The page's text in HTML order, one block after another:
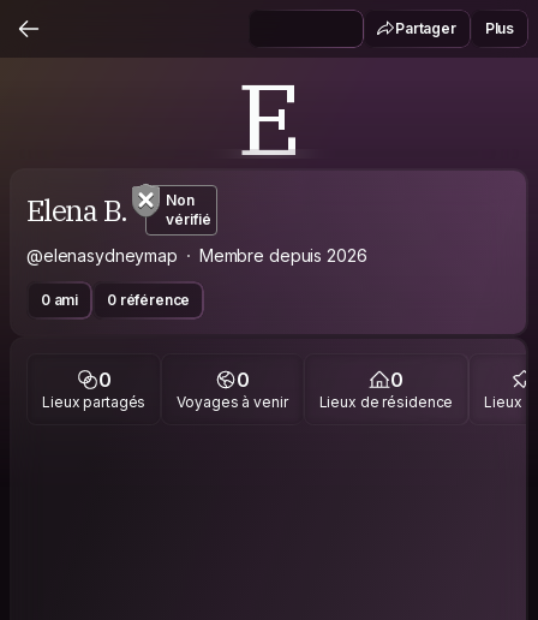
Partager Plus
E
Elena B.
Non
vérifié
@elenasydneymap Membre depuis 2026
0 ami 0 référence
0
Lieux partagés
0
Voyages à venir
0
Lieux de résidence Lieux